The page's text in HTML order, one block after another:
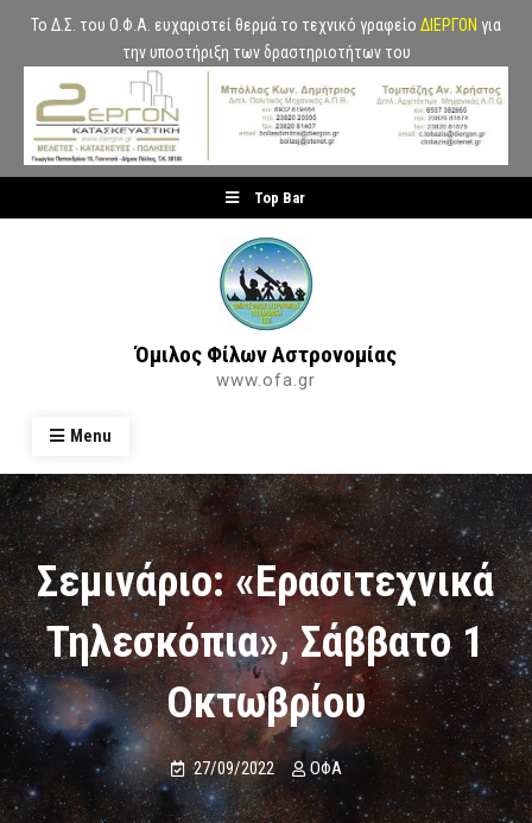
Το Δ.Σ. του Ο.Φ.Α. ευχαριστεί θερμά το τεχνικό γραφείο ΔΙΕΡΓΟΝ για
την υποστήριξη των δραστηριοτήτων του
to
Top Bar
Όμιλος Φίλων Αστρονομίας
www.ofa.gr
Menu
Σεμινάριο: «Ερασιτεχνικά
Τηλεσκόπια», Σάββατο 1
Οκτωβρίου
27/09/2022 ΟΦΑ